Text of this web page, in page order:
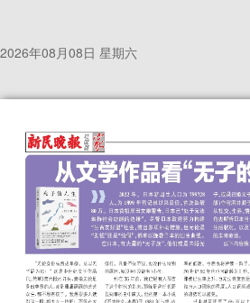
2026年08月08日 星期六